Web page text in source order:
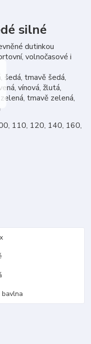
silné
dutinkou
volnočasové i
šedá, tmavě šedá,
vínová, žlutá,
tmavě zelená,
110, 120, 140, 160,
bavlna